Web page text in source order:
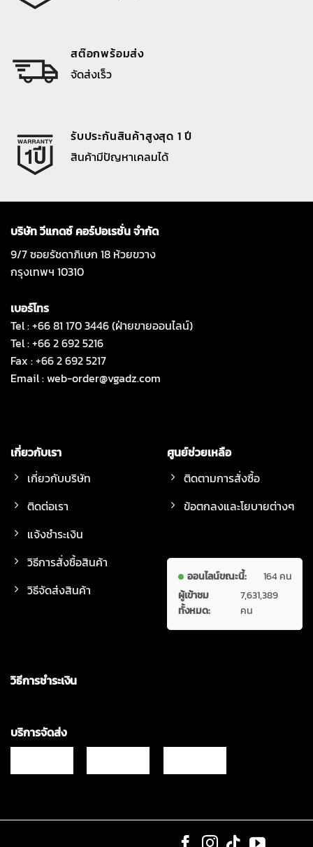
สต๊อกพร้อมส่ง
จัดส่งเร็ว
รับประกันสินค้าสูงสุด 1 ปี
สินค้ามีปัญหาเคลมได้
บริษัท วีแกดซ์ คอร์ปอเรชั่น จำกัด
9/7 ซอยรัชดาภิเษก 18 ห้วยขวาง
กรุงเทพฯ 10310
เบอร์โทร
Tel : +66 81 170 3446 (ฝ่ายขายออนไลน์)
Tel : +66 2 692 5216
Fax : +66 2 692 5217
Email :web-order@vgadz.com
เกี่ยวกับเรา
เกี่ยวกับบริษัท
ติดต่อเรา
แจ้งชำระเงิน
วิธีการสั่งซื้อสินค้า
วิธีจัดส่งสินค้า
ศูนย์ช่วยเหลือ
ติดตามการสั่งซื้อ
ข้อตกลงและโยบายต่างๆ
ออนไลน์ขณะนี้:
164 คน
ผู้เข้าชม
ทั้งหมด:
7,631,389
คน
วิธีการชำระเงิน
บริการจัดส่ง